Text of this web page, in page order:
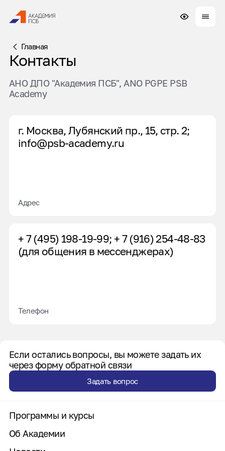
Главная
Контакты
АНО ДПО "Академия ПСБ", ANO PGPE PSB
Academy
г. Москва, Лубянский пр., 15, стр. 2;
info@psb-academy.ru
Адрес
+ 7 (495) 198-19-99; + 7 (916) 254-48-83
(для общения в мессенджерах)
Телефон
Программы и курсы
Об Академии
Если остались вопросы, вы можете задать их
через форму обратной связи
Задать вопрос